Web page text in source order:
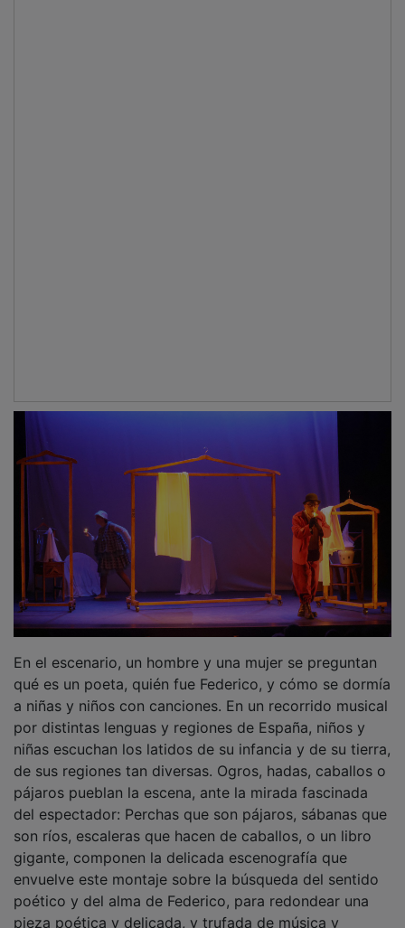
qué es un poeta, quién fue Federico, y cómo se dormía
a niñas y niños con canciones. En un recorrido musical
por distintas lenguas y regiones de España, niños y
niñas escuchan los latidos de su infancia y de su tierra,
de sus regiones tan diversas. Ogros, hadas, caballos o
pájaros pueblan la escena, ante la mirada fascinada
del espectador: Perchas que son pájaros, sábanas que
son ríos, escaleras que hacen de caballos, o un libro
gigante, componen la delicada escenografía que
envuelve este montaje sobre la búsqueda del sentido
poético y del alma de Federico, para redondear una
pieza poética y delicada, y trufada de música y